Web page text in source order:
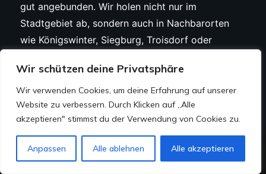
Wir schützen deine Privatsphäre
Wir verwenden Cookies, um deine Erfahrung auf unserer
Website zu verbessern. Durch Klicken auf „Alle
akzeptieren" stimmst du der Verwendung von Cookies zu.
Anpassen Alle ablehnen Alle akzeptieren
gut angebunden. Wir holen nicht nur im
Stadtgebiet ab, sondern auch in Nachbarorten
wie Königswinter, Siegburg, Troisdorf oder
Umgebung erreichen uns ohne Umweg.
Wo dein Auto steht, ist zweitrangig – die
Abholung kostet dich nichts. Da die Stadt
kreisfrei ist, übernehmen wir die Abmeldung
direkt bei der städtischen Zulassungsstelle.Jetzt Chatten
Anfrage senden WhatsApp